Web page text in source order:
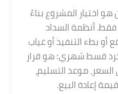
اختيار المشروع بناءً
أنظمة السداد
بطء التنفيذ أو غياب
قسط شهري؛ هو قرار
موعد التسليم،
إعادة البيع.